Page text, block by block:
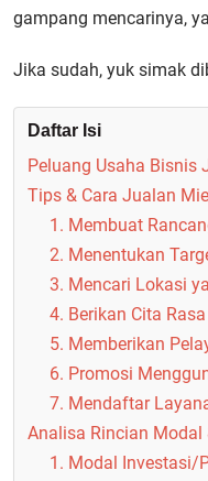
gampang mencarinya,
Jika sudah, yuk simak
Daftar Isi
Peluang Usaha Bisnis
Tips & Cara Jualan
1. Membuat
2. Menentukan
3. Mencari Lokasi
4. Berikan Cita
5. Memberikan
6. Promosi
7. Mendaftar
Analisa Rincian Modal
1. Modal Investasi/